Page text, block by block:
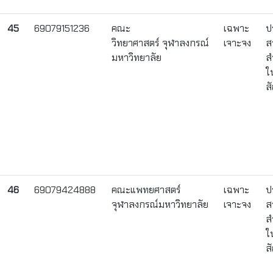
45 69079151236
คณะ
วิทยาศาสตร์ จุฬาลงกรณ์
มหาวิทยาลัย
เฉพาะ
เจาะจง
46 69079424888
คณะแพทยศาสตร์
จุฬาลงกรณ์มหาวิทยาลัย
เฉพาะ
เจาะจง